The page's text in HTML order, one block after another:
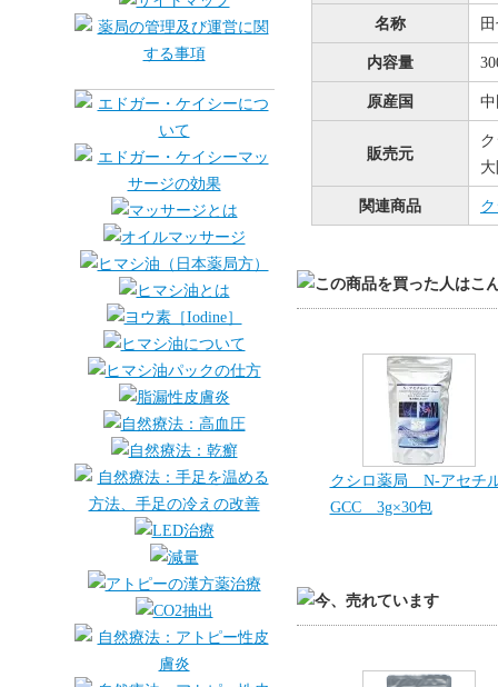
名称
内容量
原産国
販売元
関連商品
クシロ薬局 N-アセチ
GCC 3g×30包